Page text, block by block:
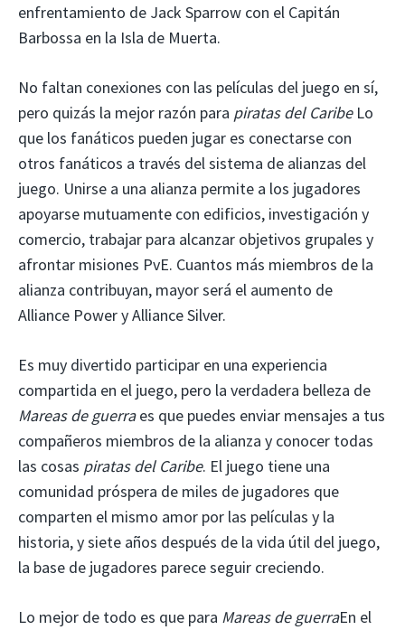
enfrentamiento de Jack Sparrow con el Capitán
Barbossa en la Isla de Muerta.
No faltan conexiones con las películas del juego en sí,
pero quizás la mejor razón para piratas del CaribeLo
que los fanáticos pueden jugar es conectarse con
otros fanáticos a través del sistema de alianzas del
juego. Unirse a una alianza permite a los jugadores
apoyarse mutuamente con edificios, investigación y
comercio, trabajar para alcanzar objetivos grupales y
afrontar misiones PvE. Cuantos más miembros de la
alianza contribuyan, mayor será el aumento de
Alliance Power y Alliance Silver.
Es muy divertido participar en una experiencia
compartida en el juego, pero la verdadera belleza de
Mareas de guerraes que puedes enviar mensajes a tus
compañeros miembros de la alianza y conocer todas
las cosas piratas del Caribe. El juego tiene una
comunidad próspera de miles de jugadores que
comparten el mismo amor por las películas y la
historia, y siete años después de la vida útil del juego,
la base de jugadores parece seguir creciendo.
Lo mejor de todo es que para Mareas de guerraEn el